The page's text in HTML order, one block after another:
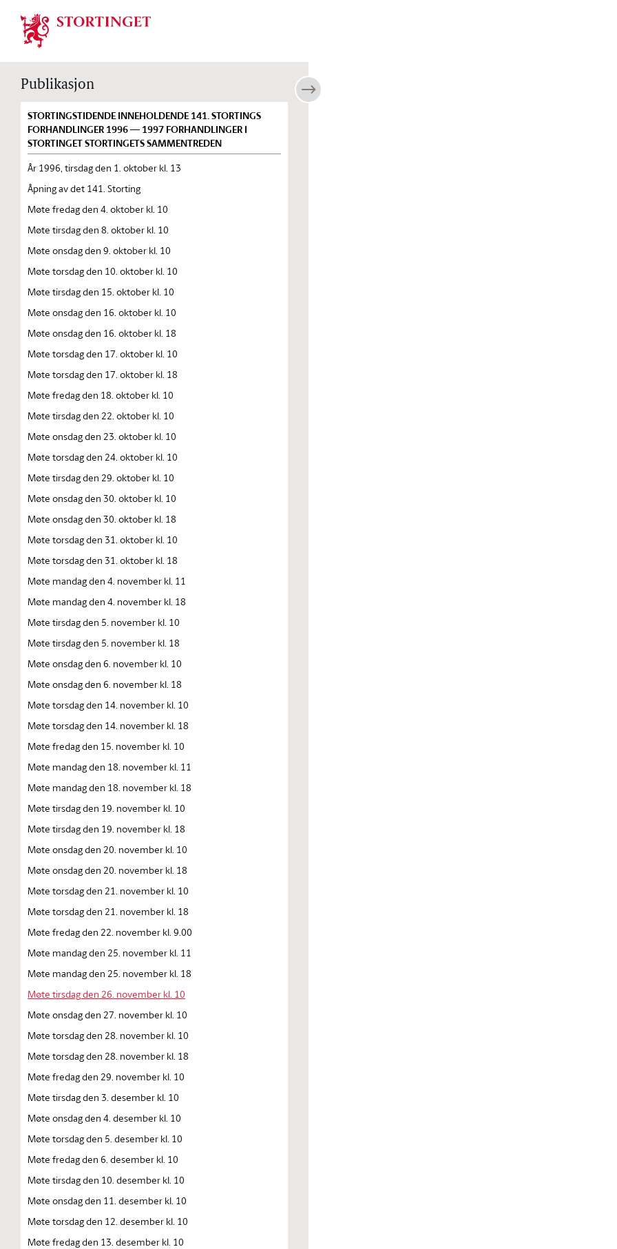
Stortinget.no
Publikasjon
STORTINGSTIDENDE INNEHOLDENDE 141. STORTINGS
FORHANDLINGER 1996 — 1997 FORHANDLINGER I
STORTINGET STORTINGETS SAMMENTREDEN
År 1996, tirsdag den 1. oktober kl. 13
Åpning av det 141. Storting
Møte fredag den 4. oktober kl. 10
Møte tirsdag den 8. oktober kl. 10
Møte onsdag den 9. oktober kl. 10
Møte torsdag den 10. oktober kl. 10
Møte tirsdag den 15. oktober kl. 10
Møte onsdag den 16. oktober kl. 10
Møte onsdag den 16. oktober kl. 18
Møte torsdag den 17. oktober kl. 10
Møte torsdag den 17. oktober kl. 18
Møte fredag den 18. oktober kl. 10
Møte tirsdag den 22. oktober kl. 10
Møte onsdag den 23. oktober kl. 10
Møte torsdag den 24. oktober kl. 10
Møte tirsdag den 29. oktober kl. 10
Møte onsdag den 30. oktober kl. 10
Møte onsdag den 30. oktober kl. 18
Møte torsdag den 31. oktober kl. 10
Møte torsdag den 31. oktober kl. 18
Møte mandag den 4. november kl. 11
Møte mandag den 4. november kl. 18
Møte tirsdag den 5. november kl. 10
Møte tirsdag den 5. november kl. 18
Møte onsdag den 6. november kl. 10
Møte onsdag den 6. november kl. 18
Møte torsdag den 14. november kl. 10
Møte torsdag den 14. november kl. 18
Møte fredag den 15. november kl. 10
Møte mandag den 18. november kl. 11
Møte mandag den 18. november kl. 18
Møte tirsdag den 19. november kl. 10
Møte tirsdag den 19. november kl. 18
Møte onsdag den 20. november kl. 10
Møte onsdag den 20. november kl. 18
Møte torsdag den 21. november kl. 10
Møte torsdag den 21. november kl. 18
Møte fredag den 22. november kl. 9.00
Møte mandag den 25. november kl. 11
Møte mandag den 25. november kl. 18
Møte tirsdag den 26. november kl. 10
Møte onsdag den 27. november kl. 10
Møte torsdag den 28. november kl. 10
Møte torsdag den 28. november kl. 18
Møte fredag den 29. november kl. 10
Møte tirsdag den 3. desember kl. 10
Møte onsdag den 4. desember kl. 10
Møte torsdag den 5. desember kl. 10
Møte fredag den 6. desember kl. 10
Møte tirsdag den 10. desember kl. 10
Møte onsdag den 11. desember kl. 10
Møte torsdag den 12. desember kl. 10
Møte fredag den 13. desember kl. 10